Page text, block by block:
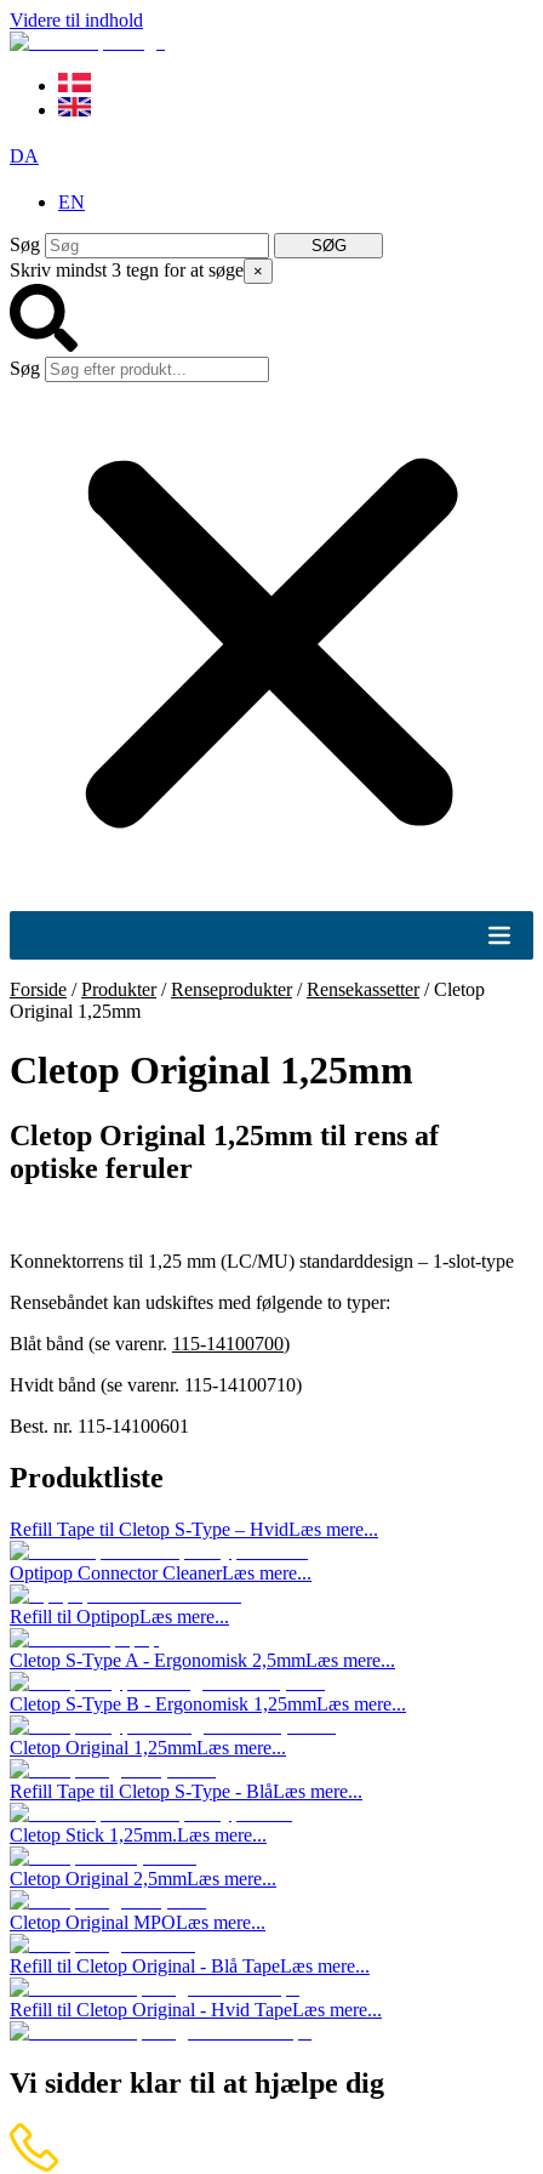
Videre til indhold
DA
EN
Søg SØG
Skriv mindst 3 tegn for at søge ×
Søg
Forside /Produkter/Renseprodukter/Rensekassetter/Cletop
Original 1,25mm
Cletop Original 1,25mm
Cletop Original 1,25mm til rens af
optiske feruler
Konnektorrens til 1,25 mm (LC/MU) standarddesign – 1-slot-type
Rensebåndet kan udskiftes med følgende to typer:
Blåt bånd (se varenr. 115-14100700)
Hvidt bånd (se varenr. 115-14100710)
Best. nr. 115-14100601
Produktliste
Refill Tape til Cletop S-Type – HvidLæs mere...
Optipop Connector CleanerLæs mere...
Refill til OptipopLæs mere...
Cletop S-Type A - Ergonomisk 2,5mmLæs mere...
Cletop S-Type B - Ergonomisk 1,25mmLæs mere...
Cletop Original 1,25mmLæs mere...
Refill Tape til Cletop S-Type - BlåLæs mere...
Cletop Stick 1,25mm.Læs mere...
Cletop Original 2,5mmLæs mere...
Cletop Original MPOLæs mere...
Refill til Cletop Original - Blå TapeLæs mere...
Refill til Cletop Original - Hvid TapeLæs mere...
Vi sidder klar til at hjælpe dig